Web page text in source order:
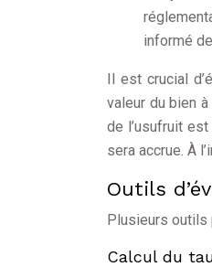
informé
Il est crucial
valeur du bien
de l’usufruit
sera accrue. À
Outils
Plusieurs outils
Calcul du